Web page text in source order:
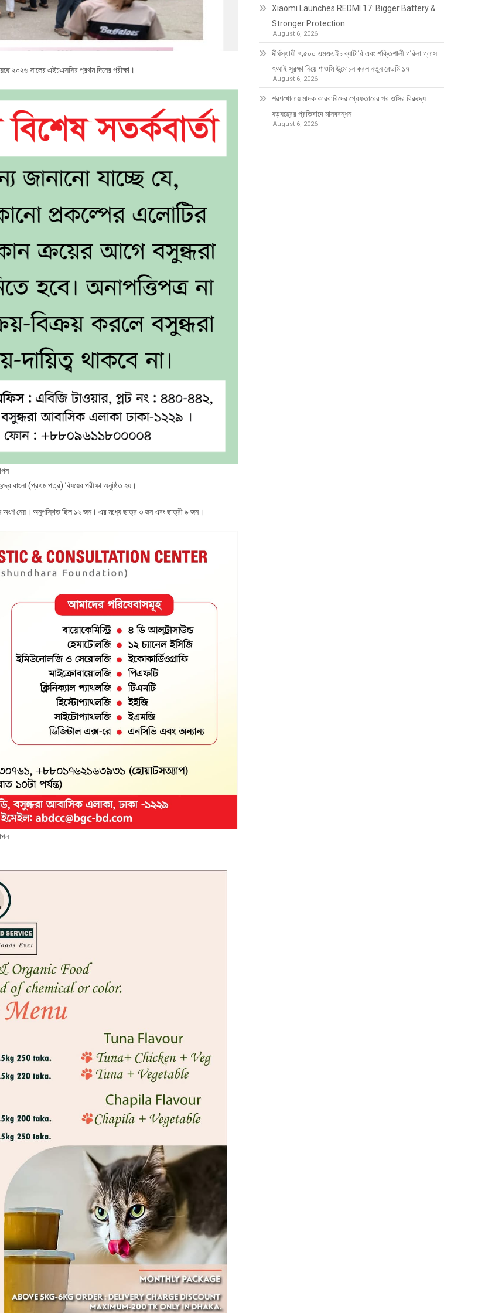
২০২৬ সালের এইচএসসির প্রথম দিনের পরীক্ষা।
বাংলা (প্রথম পত্র) বিষয়ের পরীক্ষা অনুষ্ঠিত হয়।
জন অংশ নেয়। অনুপস্থিত ছিল ১২ জন। এর মধ্যে ছাত্র ৩ জন এবং ছাত্রী ৯ জন।
Xiaomi Launches REDMI 17: Bigger Battery &
Stronger Protection
August 6, 2026
দীর্ঘস্থায়ী ৭,৫০০ এমএএইচ ব্যাটারি এবং শক্তিশালী গরিলা গ্লাস
৭আই সুরক্ষা নিয়ে শাওমি উন্মোচন করল নতুন রেডমি ১৭
August 6, 2026
শরণখোলায় মাদক কারবারিদের গ্রেফতারের পর ওসির বিরুদ্ধে
ষড়যন্ত্রের প্রতিবাদে মানববন্ধন
August 6, 2026